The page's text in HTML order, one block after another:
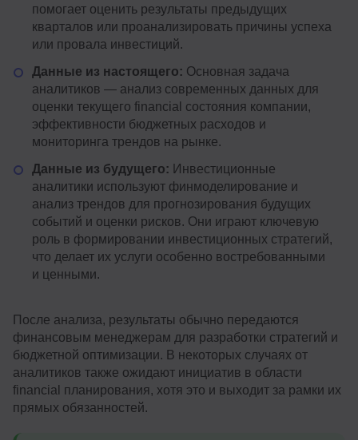
помогает оценить результаты предыдущих
кварталов или проанализировать причины успеха
или провала инвестиций.
Данные из настоящего: Основная задача
аналитиков — анализ современных данных для
оценки текущего financial состояния компании,
эффективности бюджетных расходов и
мониторинга трендов на рынке.
Данные из будущего: Инвестиционные
аналитики используют финмоделирование и
анализ трендов для прогнозирования будущих
событий и оценки рисков. Они играют ключевую
роль в формировании инвестиционных стратегий,
что делает их услуги особенно востребованными
и ценными.
После анализа, результаты обычно передаются
финансовым менеджерам для разработки стратегий и
бюджетной оптимизации. В некоторых случаях от
аналитиков также ожидают инициатив в области
financial планирования, хотя это и выходит за рамки их
прямых обязанностей.